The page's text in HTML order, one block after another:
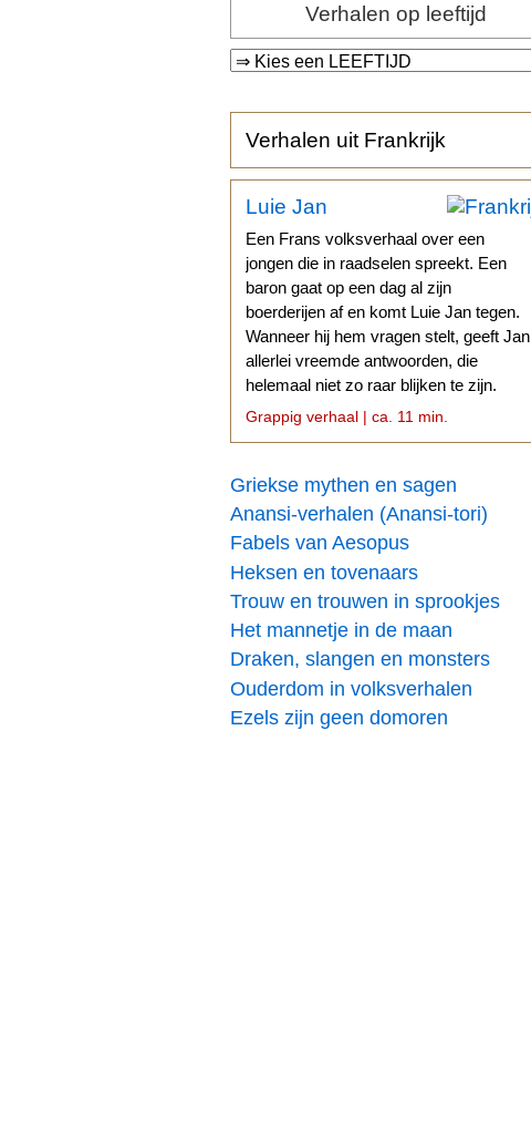
Verhalen op leeftijd
Verhalen uit Frankrijk
Luie Jan
Een Frans volksverhaal over een
jongen die in raadselen spreekt. Een
baron gaat op een dag al zijn
boerderijen af en komt Luie Jan tegen.
Wanneer hij hem vragen stelt, geeft Jan
allerlei vreemde antwoorden, die
helemaal niet zo raar blijken te zijn.
Grappig verhaal | ca. 11 min.
Griekse mythen en sagen
Anansi-verhalen (Anansi-tori)
Fabels van Aesopus
Heksen en tovenaars
Trouw en trouwen in sprookjes
Het mannetje in de maan
Draken, slangen en monsters
Ouderdom in volksverhalen
Ezels zijn geen domoren